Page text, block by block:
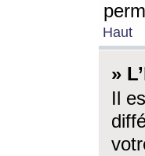
Haut
»
Il